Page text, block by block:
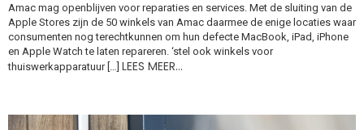
Amac mag openblijven voor reparaties en services. Met de sluiting van de
Apple Stores zijn de 50 winkels van Amac daarmee de enige locaties waar
consumenten nog terechtkunnen om hun defecte MacBook, iPad, iPhone
en Apple Watch te laten repareren. ‘stel ook winkels voor
thuiswerkapparatuur […] LEES MEER…